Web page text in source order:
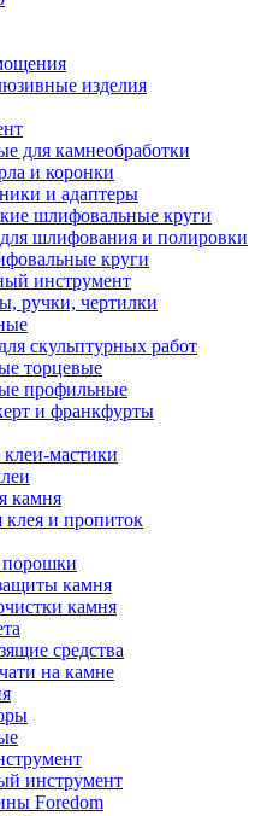
изделия
для камнеобработки
и коронки
и адаптеры
шлифовальные круги
шлифования и полировки
круги
инструмент
ручки, чертилки
скульптурных работ
торцевые
профильные
и франкфурты
мастики
камня
клея и пропиток
камня
камня
средства
на камне
инструмент
Foredom